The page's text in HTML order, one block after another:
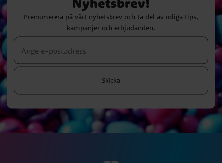
Prenumerera på vårt nyhetsbrev och ta del av roliga tips,
kampanjer och erbjudanden.
Skicka